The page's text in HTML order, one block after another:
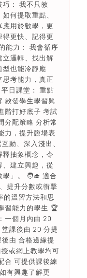
巧： 我不只教
何提取重點、
用於數學，更
更快、記得更
能力： 我會循序
立邏輯、找出解
型也能冷靜應
考能力，真正
日課堂： 重點
啟發學生學習興
階打好底子 考試
分配策略 分析常
力，提升臨場表
動、深入淺出、
抽象概念，令
建立興趣，從
學」。 🧑‍🎓 適合
提升分數或衝擊
的溫習方法和思
習能力的學生 🏆
一個月內由 20
課後由 20 分提
由 合格邊緣提
或網上教學均可
合 可提供課後練
有興趣了解更